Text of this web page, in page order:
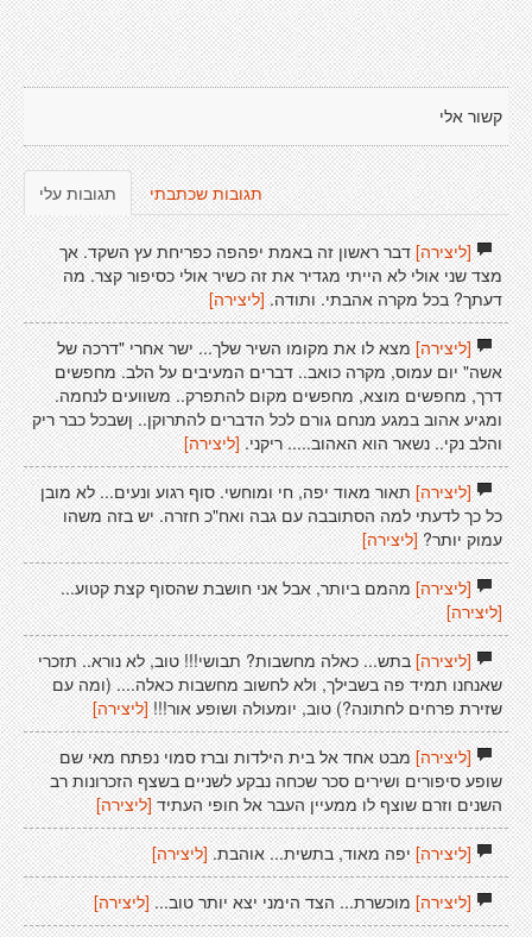
קשור אלי
תגובות עלי תגובות שכתבתי
[ליצירה]דבר ראשון זה באמת יפהפה כפריחת עץ השקד. אך
מצד שני אולי לא הייתי מגדיר את זה כשיר אולי כסיפור קצר. מה
דעתך? בכל מקרה אהבתי. ותודה. [ליצירה]
[ליצירה]מצא לו את מקומו השיר שלך... ישר אחרי "דרכה של
אשה" יום עמוס, מקרה כואב.. דברים המעיבים על הלב. מחפשים
דרך, מחפשים מוצא, מחפשים מקום להתפרק.. משוועים לנחמה.
ומגיע אהוב במגע מנחם גורם לכל הדברים להתרוקן.. ןשבכל כבר ריק
והלב נקי.. נשאר הוא האהוב..... ריקני. [ליצירה]
[ליצירה]תאור מאוד יפה, חי ומוחשי. סוף רגוע ונעים... לא מובן
כל כך לדעתי למה הסתובבה עם גבה ואח"כ חזרה. יש בזה משהו
עמוק יותר? [ליצירה]
[ליצירה]מהמם ביותר, אבל אני חושבת שהסוף קצת קטוע...
[ליצירה]
[ליצירה]בתש... כאלה מחשבות? תבושי!!! טוב, לא נורא.. תזכרי
שאנחנו תמיד פה בשבילך, ולא לחשוב מחשבות כאלה.... (ומה עם
שזירת פרחים לחתונה?) טוב, יומעולה ושופע אור!!! [ליצירה]
[ליצירה]מבט אחד אל בית הילדות וברז סמוי נפתח מאי שם
שופע סיפורים ושירים סכר שכחה נבקע לשניים בשצף הזכרונות רב
השנים וזרם שוצף לו ממעיין העבר אל חופי העתיד [ליצירה]
[ליצירה]יפה מאוד, בתשית... אוהבת. [ליצירה]
[ליצירה]מוכשרת... הצד הימני יצא יותר טוב...[ליצירה]